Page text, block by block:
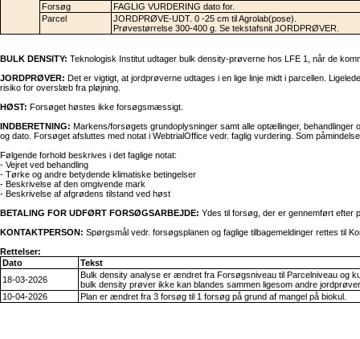
Forsøg
FAGLIG VURDERING dato for.
Parcel
JORDPRØVE-UDT. 0 -25 cm til Agrolab(pose).
Prøvestørrelse 300-400 g. Se tekstafsnit JORDPRØVER.
BULK DENSITY: Teknologisk Institut udtager bulk density-prøverne hos LFE 1, når de
JORDPRØVER: Det er vigtigt, at jordprøverne udtages i en lige linje midt i parcellen.
risiko for overslæb fra pløjning.
HØST: Forsøget høstes ikke forsøgsmæssigt.
INDBERETNING: Markens/forsøgets grundoplysninger samt alle optællinger, behandlinger
og dato. Forsøget afsluttes med notat i WebtrialOffice vedr. faglig vurdering. Som
Følgende forhold beskrives i det faglige notat:
- Vejret ved behandling
- Tørke og andre betydende klimatiske betingelser
- Beskrivelse af den omgivende mark
- Beskrivelse af afgrødens tilstand ved høst
BETALING FOR UDFØRT FORSØGSARBEJDE: Ydes til forsøg, der er gennemført efter
KONTAKTPERSON: Spørgsmål vedr. forsøgsplanen og faglige tilbagemeldinger rettes til
Rettelser:
Dato
Tekst
18-03-2026
Bulk density analyse er ændret fra Forsøgsniveau til Parcelniveau og
bulk density prøver ikke kan blandes sammen ligesom andre
10-04-2026
Plan er ændret fra 3 forsøg til 1 forsøg på grund af mangel på biokul.